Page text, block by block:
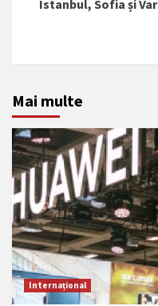
Istanbul, Sofia și
Mai multe
Internațional